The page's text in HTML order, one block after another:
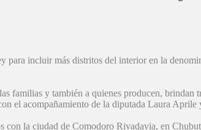
incluir más distritos del interior en la
familias y también a quienes producen,
el acompañamiento de la diputada Laura
la ciudad de Comodoro Rivadavia, en